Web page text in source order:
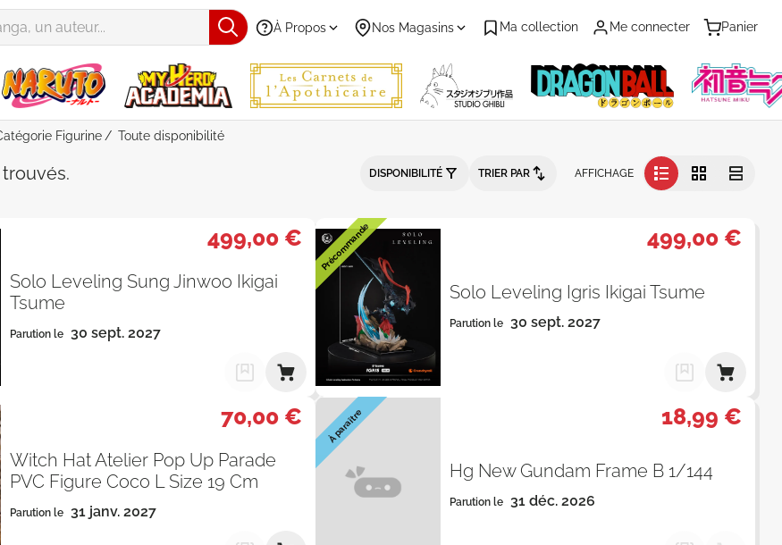
À Propos Nos Magasins Ma collection Me connecter Panier
Figurine Toute disponibilité
"Figurine" - Toute disponibilité - Par Date de parution -
trouvés. DISPONIBILITÉ TRIER PAR AFFICHAGE
499,00 €
Solo Leveling Sung Jinwoo Ikigai
Tsume
Parution le 30 sept. 2027
499,00 €
Solo Leveling Igris Ikigai Tsume
Parution le 30 sept. 2027
Précommande
70,00 €
Witch Hat Atelier Pop Up Parade
PVC Figure Coco L Size 19 Cm
Parution le 31 janv. 2027
18,99 €
Hg New Gundam Frame B 1/144
Parution le 31 déc. 2026
À paraître